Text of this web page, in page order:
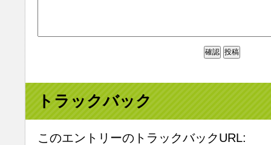
トラックバック
このエントリーのトラックバックURL: